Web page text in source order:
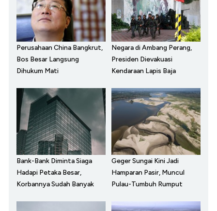
Perusahaan China Bangkrut,
Bos Besar Langsung
Dihukum Mati
Negara di Ambang Perang,
Presiden Dievakuasi
Kendaraan Lapis Baja
Bank-Bank Diminta Siaga
Hadapi Petaka Besar,
Korbannya Sudah Banyak
Geger Sungai Kini Jadi
Hamparan Pasir, Muncul
Pulau-Tumbuh Rumput